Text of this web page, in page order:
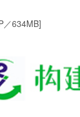
／634MB]